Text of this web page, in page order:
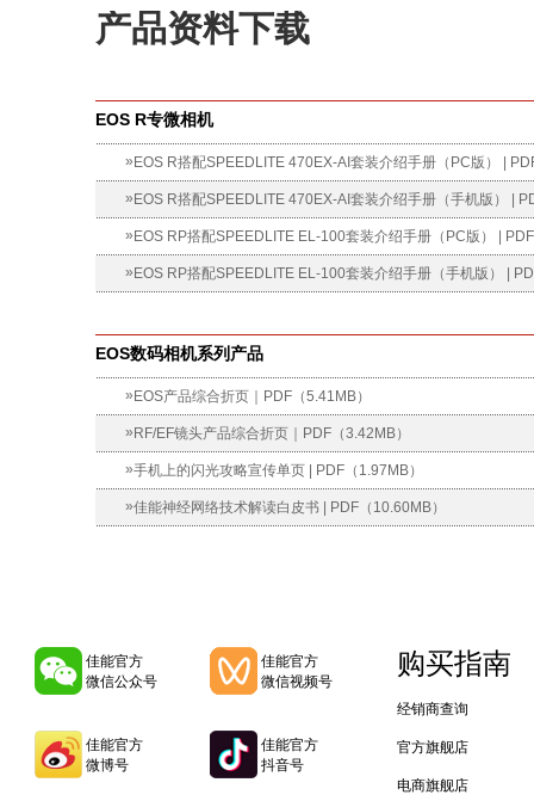
产品资料下载
EOS R专微相机
» EOS R搭配SPEEDLITE 470EX-AI套装介绍手册（PC版） |
» EOS R搭配SPEEDLITE 470EX-AI套装介绍手册（手机版） |
» EOS RP搭配SPEEDLITE EL-100套装介绍手册（PC版） |
» EOS RP搭配SPEEDLITE EL-100套装介绍手册（手机版） |
EOS数码相机系列产品
» EOS产品综合折页｜PDF（5.41MB）
» RF/EF镜头产品综合折页｜PDF（3.42MB）
»手机上的闪光攻略宣传单页 | PDF（1.97MB）
»佳能神经网络技术解读白皮书 | PDF（10.60MB）
佳能官方
微信公众号
佳能官方
微信视频号
佳能官方
微博号
佳能官方
抖音号
购买指南
经销商查询
官方旗舰店
电商旗舰店